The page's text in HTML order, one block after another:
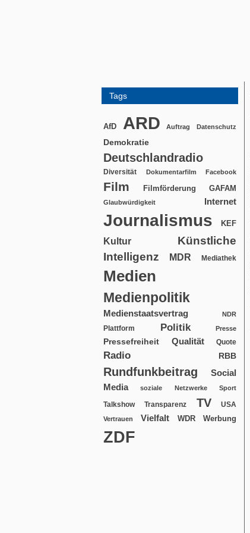
Tags
AfD ARD Auftrag Datenschutz
Demokratie
Deutschlandradio
Diversität Dokumentarfilm Facebook
Film Filmförderung GAFAM
Glaubwürdigkeit Internet
Journalismus KEF
Kultur
Künstliche
Intelligenz
MDR Mediathek
Medien
Medienpolitik
Medienstaatsvertrag NDR
Plattform Politik Presse
Pressefreiheit Qualität Quote
Radio RBB
Rundfunkbeitrag
Social
Media
soziale Netzwerke Sport
Talkshow Transparenz TV USA
Vertrauen Vielfalt WDR Werbung
ZDF